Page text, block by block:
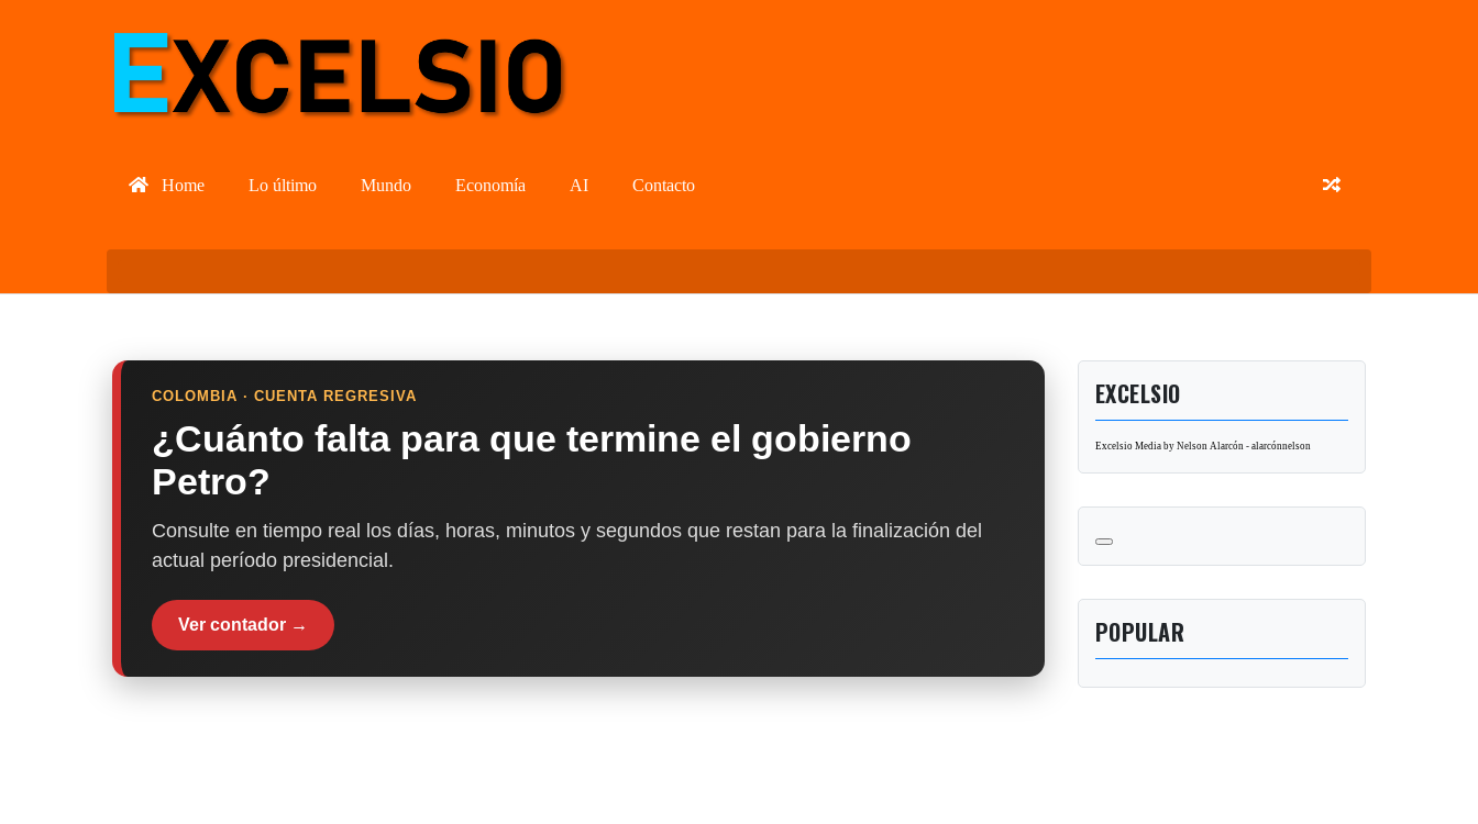
Home Lo último Mundo Economía AI Contacto
COLOMBIA · CUENTA REGRESIVA
¿Cuánto falta para que termine el gobierno
Petro?
Consulte en tiempo real los días, horas, minutos y segundos que restan para la finalización del
actual período presidencial.
Ver contador →
EXCELSIO
Excelsio Media by Nelson Alarcón - alarcónnelson
POPULAR